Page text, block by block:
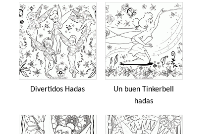
Divertidos Hadas
Un buen Tinkerbell
hadas